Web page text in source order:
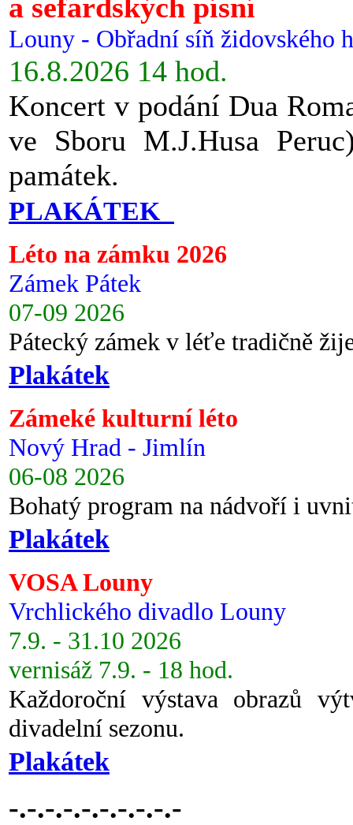
a sefardských písní
Louny - Obřadní síň židovského
16.8.2026 14 hod.
Koncert v podání Dua
ve Sboru M.J.Husa
památek.
PLAKÁTEK
Léto na zámku 2026
Zámek Pátek
07-09 2026
Pátecký zámek v léťe tradičně
Plakátek
Zámeké kulturní léto
Nový Hrad - Jimlín
06-08 2026
Bohatý program na nádvoří i
Plakátek
VOSA Louny
Vrchlického divadlo Louny
7.9. - 31.10 2026
vernisáž 7.9. - 18 hod.
Každoroční výstava obrazů
divadelní sezonu.
Plakátek
-.-.-.-.-.-.-.-.-.-